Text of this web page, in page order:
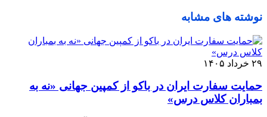
نوشته های مشابه
۲۹ خرداد ۱۴۰۵
حمایت سفارت ایران در باکو از کمپین جهانی «نه به
بمباران کلاس درس»